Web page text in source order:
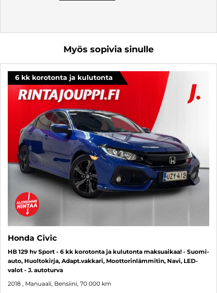
Myös sopivia sinulle
6 kk korotonta ja kulutonta
Honda Civic
HB 129 hv Sport - 6 kk korotonta ja kulutonta maksuaikaa! - Suomi-
auto, Huoltokirja, Adapt.vakkari, Moottorinlämmitin, Navi, LED-
valot - J. autoturva
2018 , Manuaali, Bensiini, 70 000 km